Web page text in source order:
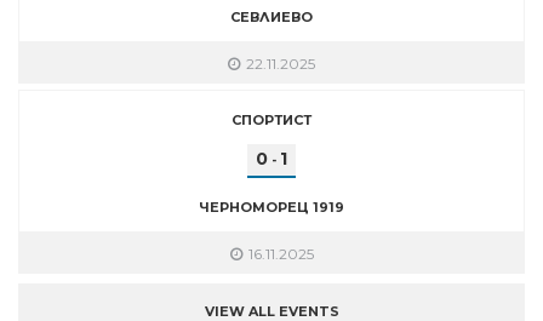
СЕВЛИЕВО
22.11.2025
СПОРТИСТ
0 - 1
ЧЕРНОМОРЕЦ 1919
16.11.2025
VIEW ALL EVENTS